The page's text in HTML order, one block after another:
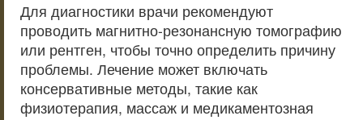
Для диагностики врачи рекомендуют
проводить магнитно-резонансную томографию
или рентген, чтобы точно определить причину
проблемы. Лечение может включать
консервативные методы, такие как
физиотерапия, массаж и медикаментозная